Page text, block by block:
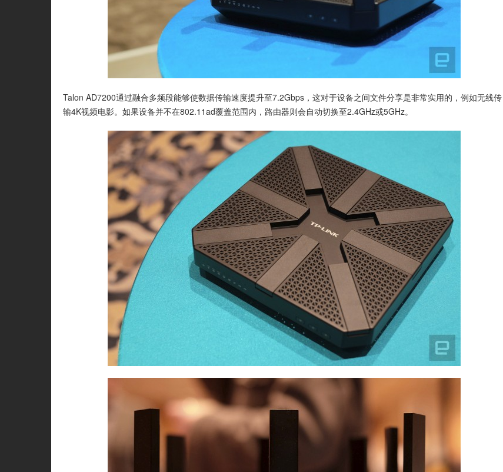
Talon AD7200通过融合多频段能够使数据传输速度提升至7.2Gbps，这对于设备之间文件分享是非常实用的，例如无线传
输4K视频电影。如果设备并不在802.11ad覆盖范围内，路由器则会自动切换至2.4GHz或5GHz。